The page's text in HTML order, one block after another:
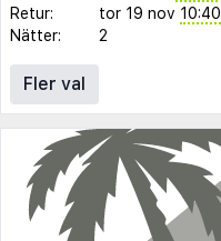
Retur:
tor 19 nov 10:40
Nätter:
2
Fler val